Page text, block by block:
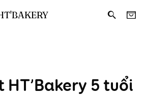
HT’Bakery 5 tuổi